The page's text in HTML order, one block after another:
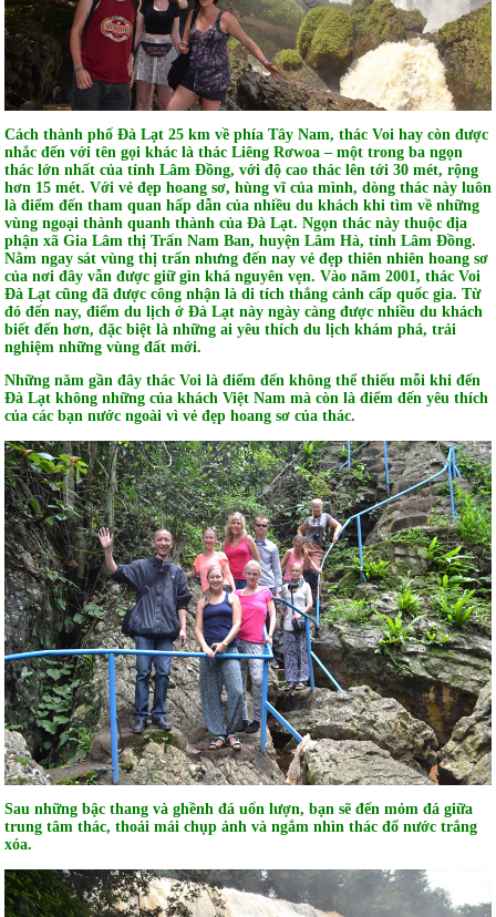
Cách thành phố Đà Lạt 25 km về phía Tây Nam, thác Voi hay còn được
nhắc đến với tên gọi khác là thác Liêng Rơwoa – một trong ba ngọn
thác lớn nhất của tỉnh Lâm Đồng, với độ cao thác lên tới 30 mét, rộng
hơn 15 mét. Với vẻ đẹp hoang sơ, hùng vĩ của mình, dòng thác này luôn
là điểm đến tham quan hấp dẫn của nhiều du khách khi tìm về những
vùng ngoại thành quanh thành của Đà Lạt. Ngọn thác này thuộc địa
phận xã Gia Lâm thị Trấn Nam Ban, huyện Lâm Hà, tỉnh Lâm Đồng.
Nằm ngay sát vùng thị trấn nhưng đến nay vẻ đẹp thiên nhiên hoang sơ
của nơi đây vẫn được giữ gìn khá nguyên vẹn. Vào năm 2001, thác Voi
Đà Lạt cũng đã được công nhận là di tích thắng cảnh cấp quốc gia. Từ
đó đến nay, điểm du lịch ở Đà Lạt này ngày càng được nhiều du khách
biết đến hơn, đặc biệt là những ai yêu thích du lịch khám phá, trải
nghiệm những vùng đất mới.
Những năm gần đây thác Voi là điểm đến không thể thiếu mỗi khi đến
Đà Lạt không những của khách Việt Nam mà còn là điểm đến yêu thích
của các bạn nước ngoài vì vẻ đẹp hoang sơ của thác.
Sau những bậc thang và ghềnh đá uốn lượn, bạn sẽ đến mỏm đá giữa
trung tâm thác, thoải mái chụp ảnh và ngắm nhìn thác đổ nước trắng
xóa.